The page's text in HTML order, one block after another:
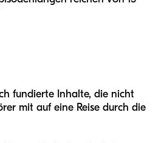
fundierte Inhalte, die nicht
mit auf eine Reise durch die